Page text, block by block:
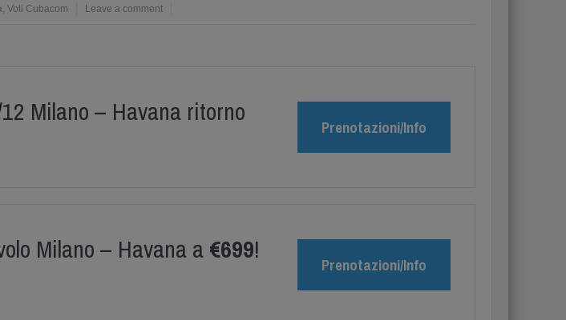
, Voli Cubacom Leave a comment
Milano – Havana ritorno
Prenotazioni/Info
Milano – Havana a €699!
Prenotazioni/Info